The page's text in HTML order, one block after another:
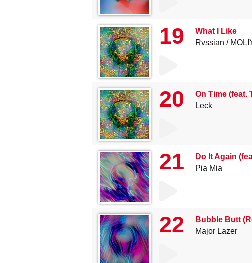
19
What I Like
Rvssian
20
On Time (feat.
Leck
21
Do It Again
Pia Mia
22
Bubble Butt
Major Lazer